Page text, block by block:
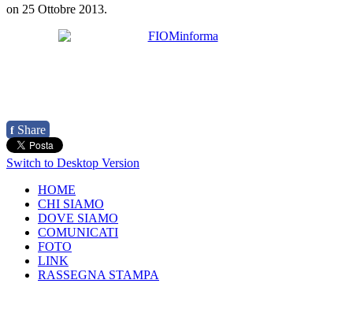
on 25 Ottobre 2013.
f Share
Switch to Desktop Version
HOME
CHI SIAMO
DOVE SIAMO
COMUNICATI
FOTO
LINK
RASSEGNA STAMPA